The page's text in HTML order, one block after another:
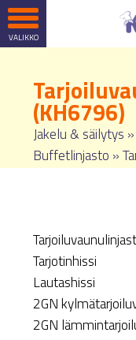
(KH6796)
Jakelu & säilytys »
Buffetlinjasto »
Tarjotinhissi
Lautashissi
2GN
2GN